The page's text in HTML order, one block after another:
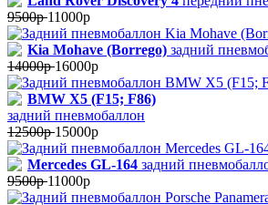
9500р11000р
Kia Mohave (Borrego) задний
14000р16000р
BMW X5 (F15; F86)
задний пневмобаллон
12500р15000р
Mercedes GL-164 задний
9500р11000р